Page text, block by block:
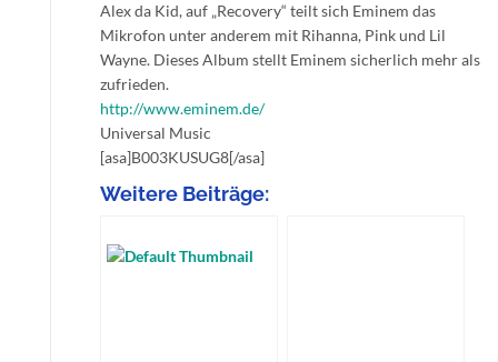
Alex da Kid, auf „Recovery“ teilt sich Eminem das
Mikrofon unter anderem mit Rihanna, Pink und Lil
Wayne. Dieses Album stellt Eminem sicherlich mehr als
zufrieden.
http://www.eminem.de/
Universal Music
[asa]B003KUSUG8[/asa]
Weitere Beiträge: